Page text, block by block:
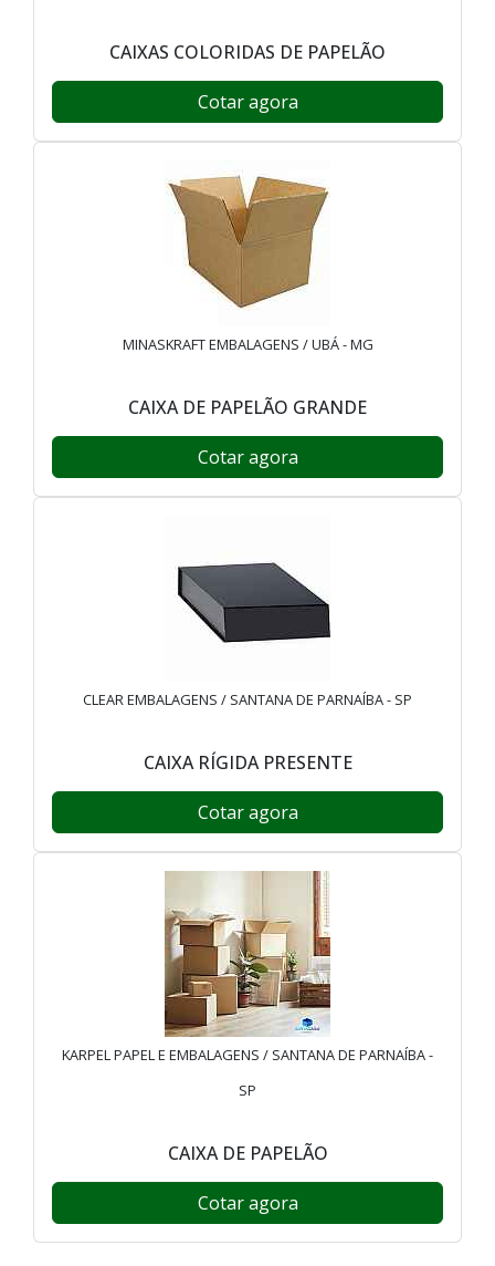
CAIXAS COLORIDAS DE PAPELÃO
Cotar agora
MINASKRAFT EMBALAGENS / UBÁ - MG
CAIXA DE PAPELÃO GRANDE
Cotar agora
CLEAR EMBALAGENS / SANTANA DE PARNAÍBA - SP
CAIXA RÍGIDA PRESENTE
Cotar agora
KARPEL PAPEL E EMBALAGENS / SANTANA DE PARNAÍBA -
SP
CAIXA DE PAPELÃO
Cotar agora